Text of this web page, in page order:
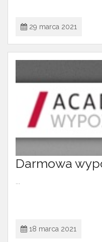
29 marca 2021
Darmowa
...
18 marca 2021